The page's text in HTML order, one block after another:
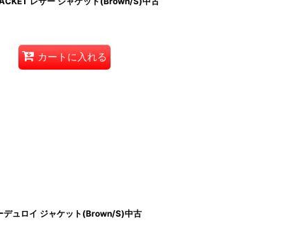
カートに入れる
デュロイ ジャケット(Brown/S)中古